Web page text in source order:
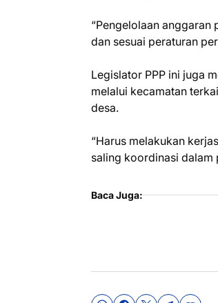
“Pengelolaan anggaran
dan sesuai peraturan
Legislator PPP ini juga
melalui kecamatan
desa.
“Harus melakukan
saling koordinasi dalam
Baca Juga: